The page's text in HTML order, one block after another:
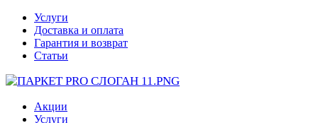
Услуги
Доставка и оплата
Гарантия и возврат
Статьи
Акции
Услуги